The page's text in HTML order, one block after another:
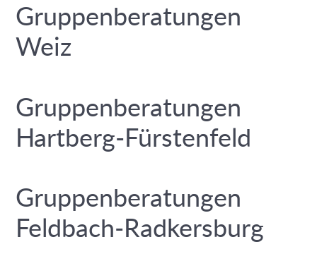
Gruppenberatungen
Weiz
Gruppenberatungen
Hartberg-Fürstenfeld
Gruppenberatungen
Feldbach-Radkersburg